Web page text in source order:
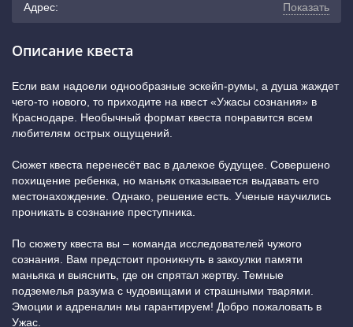
Адрес: Показать
корт.)(показать на карте)
+7 (800) 222-52-38
Описание квеста
Если вам надоели однообразные эскейп-румы, а душа жаждет
чего-то нового, то приходите на квест «Ужасы сознания» в
Краснодаре. Необычный формат квеста понравится всем
любителям острых ощущений.
Сюжет квеста перенесёт вас в далекое будущее. Совершено
похищение ребенка, но маньяк отказывается выдавать его
местонахождение. Однако, решение есть. Ученые научились
проникать в сознание преступника.
По сюжету квеста вы – команда исследователей чужого
сознания. Вам предстоит проникнуть в закоулки памяти
маньяка и выяснить, где он спрятал жертву. Темные
подземелья разума с чудовищами и страшными тварями.
Эмоции и адреналин мы гарантируем! Добро пожаловать в
Ужас.